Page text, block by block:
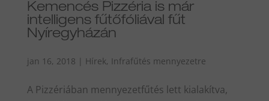
Kemencés Pizzéria is már
intelligens fűtőfóliával fűt
Nyíregyházán
jan 16, 2018 | Hírek, Infrafűtés mennyezetre
A Pizzériában mennyezetfűtés lett kialakítva,